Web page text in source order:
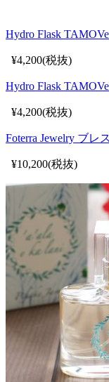
Hydro Flask
¥4,200(税抜)
Hydro Flask
¥4,200(税抜)
Foterra Jewelry ブレ
¥10,200(税抜)